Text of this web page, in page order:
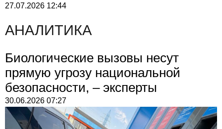
27.07.2026 12:44
АНАЛИТИКА
Биологические вызовы несут
прямую угрозу национальной
безопасности, – эксперты
30.06.2026 07:27